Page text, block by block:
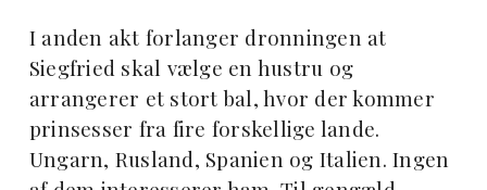
I anden akt forlanger dronningen at
Siegfried skal vælge en hustru og
arrangerer et stort bal, hvor der kommer
prinsesser fra fire forskellige lande.
Ungarn, Rusland, Spanien og Italien. Ingen